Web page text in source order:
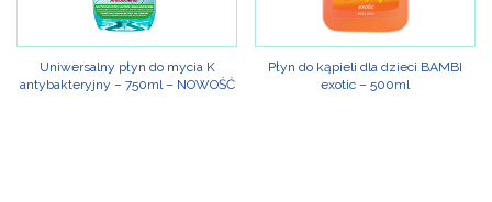
Uniwersalny płyn do mycia K
antybakteryjny – 750ml – NOWOŚĆ
Płyn do kąpieli dla dzieci BAMBI
exotic – 500ml